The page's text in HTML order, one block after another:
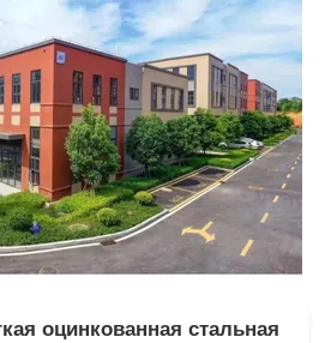
оцинкованная стальная